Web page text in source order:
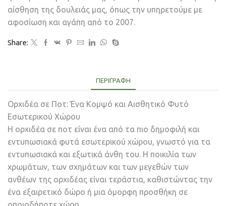
αίσθηση της δουλειάς μας, όπως την υπηρετούμε με
αφοσίωση και αγάπη από το 2007.
Share:
ΠΕΡΙΓΡΑΦΉ
Ορχιδέα σε Ποτ: Ένα Κομψό και Αισθητικό Φυτό
Εσωτερικού Χώρου
Η ορχιδέα σε ποτ είναι ένα από τα πιο δημοφιλή και
εντυπωσιακά φυτά εσωτερικού χώρου, γνωστό για τα
εντυπωσιακά και εξωτικά άνθη του. Η ποικιλία των
χρωμάτων, των σχημάτων και των μεγεθών των
ανθέων της ορχιδέας είναι τεράστια, καθιστώντας την
ένα εξαιρετικό δώρο ή μια όμορφη προσθήκη σε